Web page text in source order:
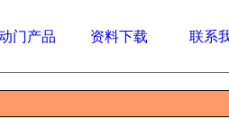
门产品 资料下载 联系